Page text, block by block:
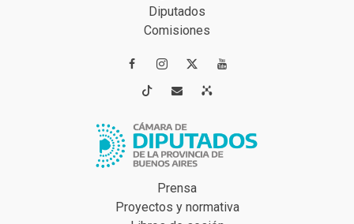
Diputados
Comisiones
 
 
Prensa
Proyectos y normativa